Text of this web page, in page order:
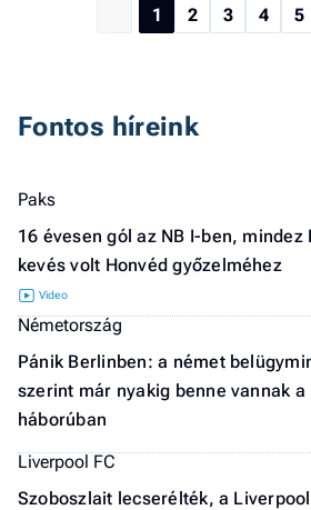
1
2 3 4 5
Fontos híreink
Paks
16 évesen gól az NB I-ben, mindez
kevés volt Honvéd győzelméhez
Németország
Pánik Berlinben: a német
szerint már nyakig benne vannak a
háborúban
Liverpool FC
Szoboszlait lecserélték, a